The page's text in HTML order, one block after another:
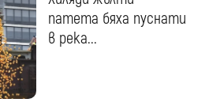
патета бяха пуснати
в река...